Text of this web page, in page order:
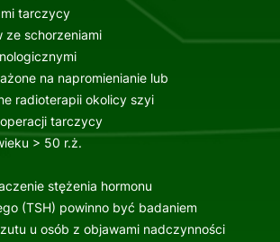
tarczycy
ze schorzeniami
na napromienianie lub
radioterapii okolicy szyi
tarczycy
> 50 r.ż.
stężenia hormonu
(TSH) powinno być badaniem
u osób z objawami nadczynności